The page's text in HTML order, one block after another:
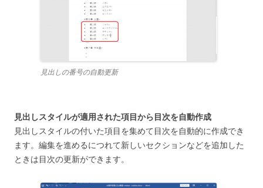
見出しの番号の自動更新
見出しスタイルが適用された項目から目次を自動作成
見出しスタイルの付いた項目を集めて目次を自動的に作成でき
ます。編集を進めるにつれて新しいセクションなどを追加した
ときは目次の更新ができます。